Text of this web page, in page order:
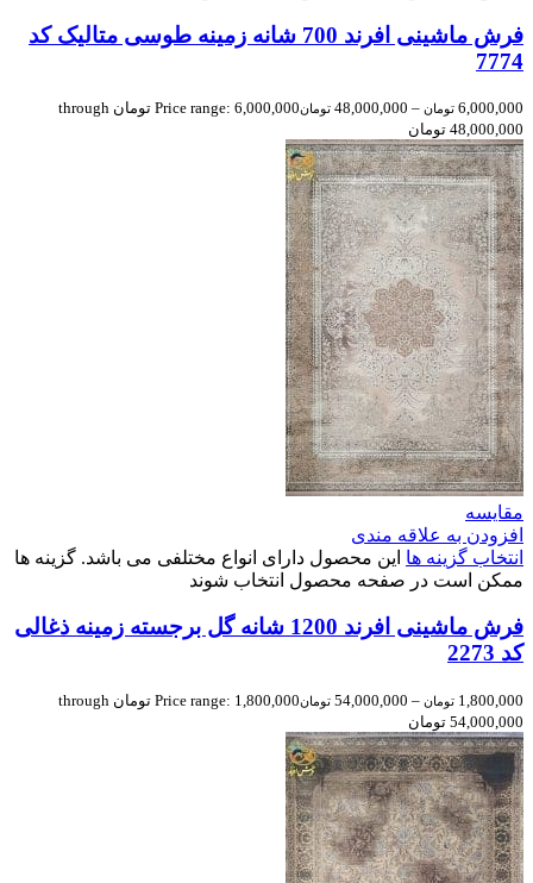
فرش ماشینی افرند 700 شانه زمینه طوسی متالیک کد
7774
6,000,000 تومان –
48,000,000 تومان
Price range: 6,000,000 تومان through
48,000,000 تومان
مقایسه
افزودن به علاقه مندی
انتخاب گزینه ها این محصول دارای انواع مختلفی می باشد. گزینه ها
ممکن است در صفحه محصول انتخاب شوند
فرش ماشینی افرند 1200 شانه گل برجسته زمینه ذغالی
کد 2273
1,800,000 تومان –
54,000,000 تومان
Price range: 1,800,000 تومان through
54,000,000 تومان